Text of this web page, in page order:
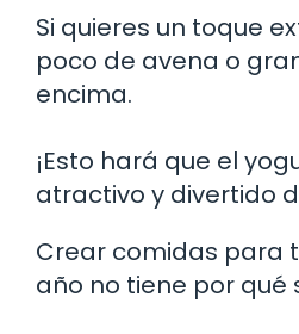
Si quieres un toque
poco de avena o
encima.
¡Esto hará que el
atractivo y divertido
Crear comidas para
año no tiene por qué